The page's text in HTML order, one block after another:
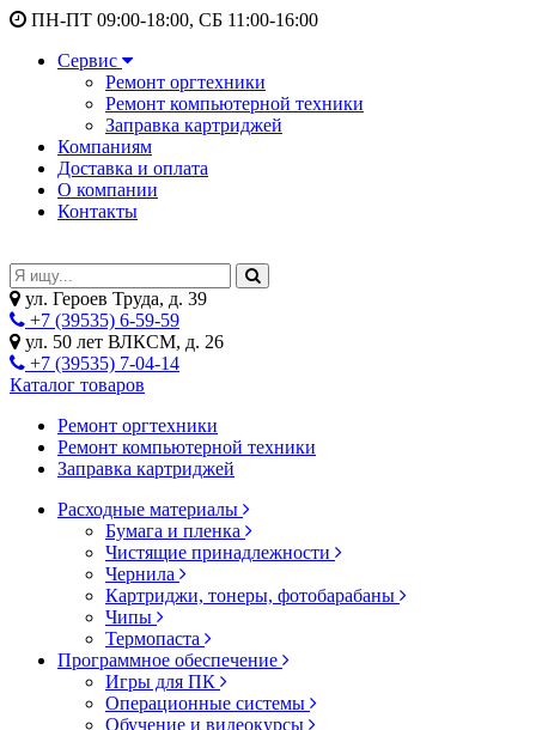
ПН-ПТ 09:00-18:00, СБ 11:00-16:00
Сервис
Ремонт оргтехники
Ремонт компьютерной техники
Заправка картриджей
Компаниям
Доставка и оплата
О компании
Контакты
ул. Героев Труда, д. 39
+7 (39535) 6-59-59
ул. 50 лет ВЛКСМ, д. 26
+7 (39535) 7-04-14
Каталог товаров
Ремонт оргтехники
Ремонт компьютерной техники
Заправка картриджей
Расходные материалы
Бумага и пленка
Чистящие принадлежности
Чернила
Картриджи, тонеры, фотобарабаны
Чипы
Термопаста
Программное обеспечение
Игры для ПК
Операционные системы
Обучение и видеокурсы